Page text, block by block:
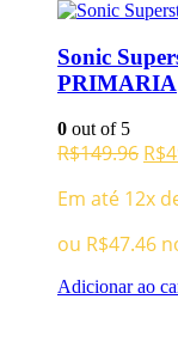
Sonic
PRIMARIA
0 out of 5
R$149.96 O
era:
R$
Em até 12x
ou R$47.46
Adicionar ao